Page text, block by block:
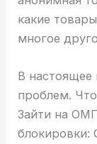
какие
многое
В настоящее
проблем.
Зайти на
блокировки: